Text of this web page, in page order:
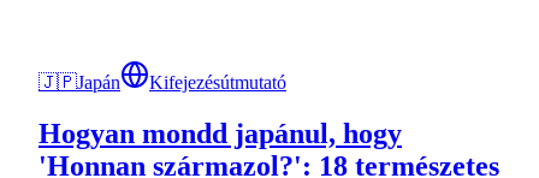
🇯🇵Japán Kifejezésútmutató
Hogyan mondd japánul, hogy
'Honnan származol?': 18 természetes